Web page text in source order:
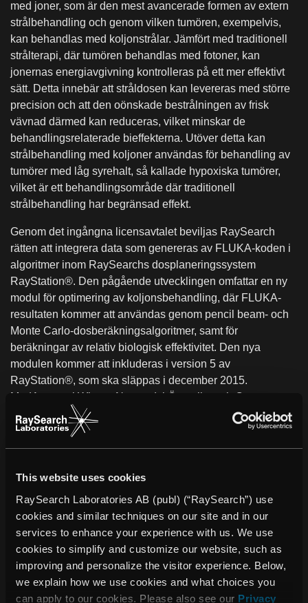
This website uses cookies
RaySearch Laboratories AB (publ) (“RaySearch”) use
cookies and similar techniques on our site and in our
services to enhance your experience with us. We use
cookies to simplify and customize our website, such as
improving and personalize the visitor experience. Below,
we explain how we use cookies and what choices you
can apply to our cookies. Please also see our Privacy
med joner, som är den mest avancerade formen av extern
strålbehandling och genom vilken tumören, exempelvis,
kan behandlas med koljonstrålar. Jämfört med traditionell
strålterapi, där tumören behandlas med fotoner, kan
jonernas energiavgivning kontrolleras på ett mer effektivt
sätt. Detta innebär att stråldosen kan levereras med större
precision och att den oönskade bestrålningen av frisk
vävnad därmed kan reduceras, vilket minskar de
behandlingsrelaterade bieffekterna. Utöver detta kan
strålbehandling med koljoner användas för behandling av
tumörer med låg syrehalt, så kallade hypoxiska tumörer,
vilket är ett behandlingsområde där traditionell
strålbehandling har begränsad effekt.
Genom det ingångna licensavtalet beviljas RaySearch
rätten att integrera data som genereras av FLUKA-koden i
algoritmer inom RaySearchs dosplaneringssystem
RayStation®. Den pågående utvecklingen omfattar en ny
modul för optimering av koljonsbehandling, där FLUKA-
resultaten kommer att användas genom pencil beam- och
Monte Carlo-dosberäkningsalgoritmer, samt för
beräkningar av relativ biologisk effektivitet. Den nya
modulen kommer att inkluderas i version 5 av
RayStation®, som ska släppas i december 2015.
MedAustron i Wiener Neustadt i Österrike och Centro
Nazionale di Adroterapia Oncologica (CNAO) i Pavia,
Italien, kommer att bli de första behandlingscentren att
använda RayStation® kliniskt för dosplanering av
institutioner som CERN och INFN vid vårt fortsatta
utvecklingsarbete inom strålbehandling med joner, vilket
utgör det senaste inom strålterapi.” säger Johan Löf, VD för
RaySearch Laboratories AB (publ). ”Vi är övertygade om
att detta licensavtal kommer att bidra till att RayStation®
blir det ledande dosplaneringssystemet inom